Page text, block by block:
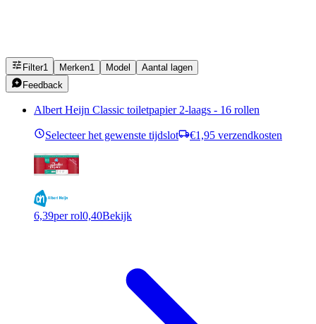
Filter1 Merken1 Model
Aantal lagen
Feedback
Albert Heijn Classic toiletpapier 2-laags - 16 rollen
Selecteer het gewenste tijdslot €1,95 verzendkosten
6,39per rol0,40Bekijk